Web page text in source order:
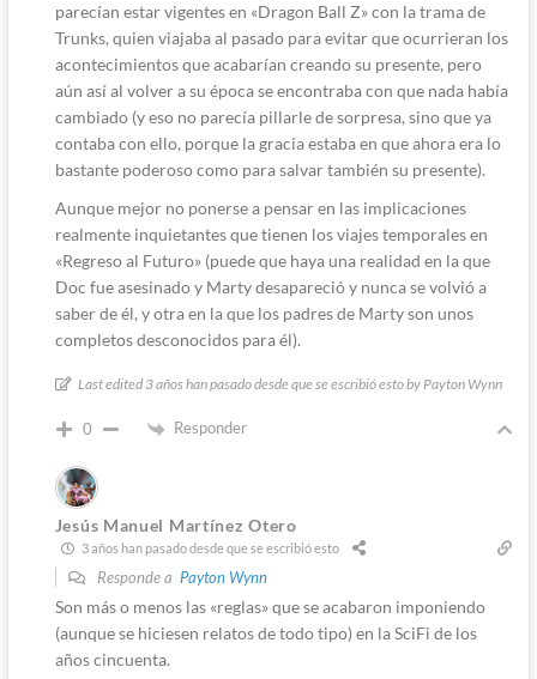
parecían estar vigentes en «Dragon Ball Z» con la trama de
Trunks, quien viajaba al pasado para evitar que ocurrieran los
acontecimientos que acabarían creando su presente, pero
aún así al volver a su época se encontraba con que nada había
cambiado (y eso no parecía pillarle de sorpresa, sino que ya
contaba con ello, porque la gracia estaba en que ahora era lo
bastante poderoso como para salvar también su presente).
Aunque mejor no ponerse a pensar en las implicaciones
realmente inquietantes que tienen los viajes temporales en
«Regreso al Futuro» (puede que haya una realidad en la que
Doc fue asesinado y Marty desapareció y nunca se volvió a
saber de él, y otra en la que los padres de Marty son unos
completos desconocidos para él).
Last edited 3 años han pasado desde que se escribió esto by Payton Wynn
0 Responder
Jesús Manuel Martínez Otero
3 años han pasado desde que se escribió esto
Responde a Payton Wynn
Son más o menos las «reglas» que se acabaron imponiendo
(aunque se hiciesen relatos de todo tipo) en la SciFi de los
años cincuenta.